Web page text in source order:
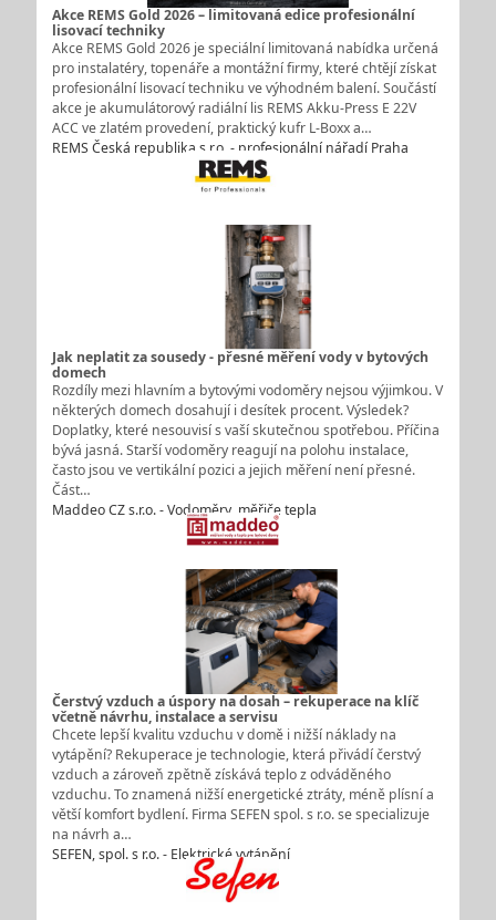
Akce REMS Gold 2026 – limitovaná edice profesionální
lisovací techniky
Akce REMS Gold 2026 je speciální limitovaná nabídka určená
pro instalatéry, topenáře a montážní firmy, které chtějí získat
profesionální lisovací techniku ve výhodném balení. Součástí
akce je akumulátorový radiální lis REMS Akku-Press E 22V
ACC ve zlatém provedení, praktický kufr L-Boxx a…
REMS Česká republika s.r.o. - profesionální nářadí Praha
Jak neplatit za sousedy - přesné měření vody v bytových
domech
Rozdíly mezi hlavním a bytovými vodoměry nejsou výjimkou. V
některých domech dosahují i desítek procent. Výsledek?
Doplatky, které nesouvisí s vaší skutečnou spotřebou. Příčina
bývá jasná. Starší vodoměry reagují na polohu instalace,
často jsou ve vertikální pozici a jejich měření není přesné.
Část…
Maddeo CZ s.r.o. - Vodoměry, měřiče tepla
Čerstvý vzduch a úspory na dosah – rekuperace na klíč
včetně návrhu, instalace a servisu
Chcete lepší kvalitu vzduchu v domě i nižší náklady na
vytápění? Rekuperace je technologie, která přivádí čerstvý
vzduch a zároveň zpětně získává teplo z odváděného
vzduchu. To znamená nižší energetické ztráty, méně plísní a
větší komfort bydlení. Firma SEFEN spol. s r.o. se specializuje
na návrh a…
SEFEN, spol. s r.o. - Elektrické vytápění